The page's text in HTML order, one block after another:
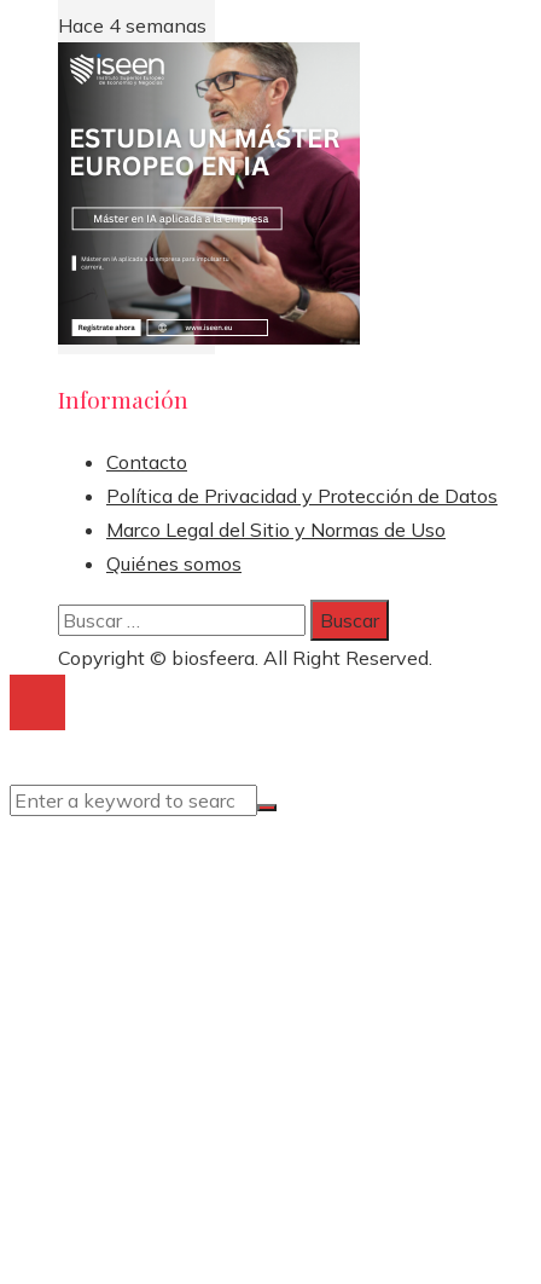
Hace 4 semanas
Información
Contacto
Política de Privacidad y Protección de Datos
Marco Legal del Sitio y Normas de Uso
Quiénes somos
Buscar:
Copyright © biosfeera. All Right Reserved.